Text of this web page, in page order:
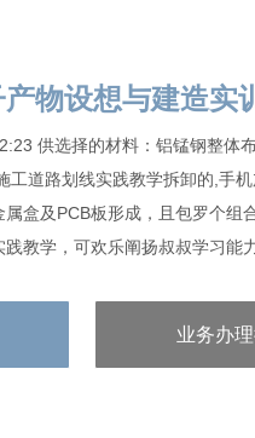
物设想与建造实
供选择的材料：铝锰钢整体
工道路划线实践教学拆卸的,手
盒及PCB板形成，且包罗个组
教学，可欢乐阐扬叔叔学习能
业务办